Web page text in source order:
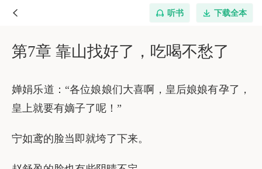
听书 下载全本